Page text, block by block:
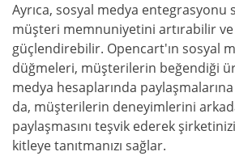
Ayrıca, sosyal medya entegrasyonu
müşteri memnuniyetini artırabilir
güçlendirebilir. Opencart'ın sosyal
düğmeleri, müşterilerin beğendiği
medya hesaplarında
da, müşterilerin deneyimlerini
paylaşmasını teşvik ederek
kitleye tanıtmanızı sağlar.